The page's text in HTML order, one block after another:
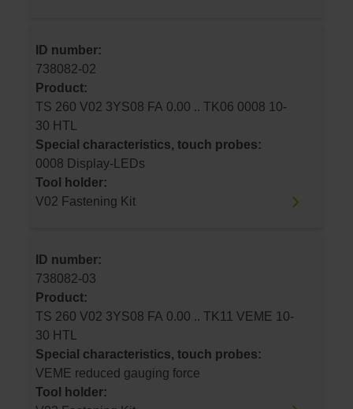
ID number:
738082-02
Product:
TS 260 V02 3YS08 FA 0.00 .. TK06 0008 10-
30 HTL
Special characteristics, touch probes:
0008 Display-LEDs
Tool holder:
V02 Fastening Kit
ID number:
738082-03
Product:
TS 260 V02 3YS08 FA 0.00 .. TK11 VEME 10-
30 HTL
Special characteristics, touch probes:
VEME reduced gauging force
Tool holder: